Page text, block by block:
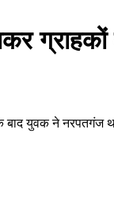
ग्राहकों
युवक ने नरपतगंज